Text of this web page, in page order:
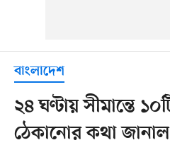
বাংলাদেশ
২৪ ঘণ্টায় সীমান্তে
ঠেকানোর কথা জানাল